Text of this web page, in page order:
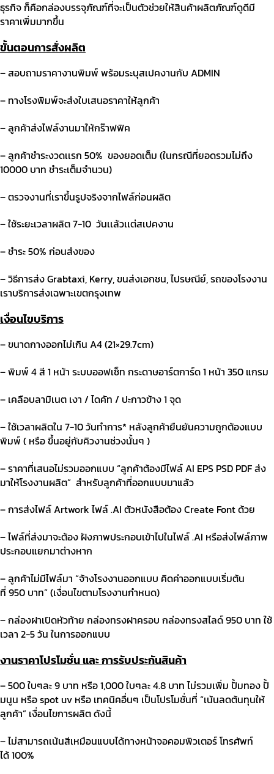
ธุรกิจ ก็คือกล่องบรรจุภัณฑ์ที่จะเป็นตัวช่วยให้สินค้าผลิตภัณฑ์ดูดีมี
ราคาเพิ่มมากขึ้น
ขั้นตอนการสั่งผลิต
– สอบถามราคางานพิมพ์ พร้อมระบุสเปคงานกับ ADMIN
– ทางโรงพิมพ์จะส่งใบเสนอราคาให้ลูกค้า
– ลูกค้าส่งไฟล์งานมาให้กร๊าฟฟิค
– ลูกค้าชําระงวดเเรก 50% ของยอดเต็ม (ในกรณีที่ยอดรวมไม่ถึง
10000 บาท ชําระเต็มจํานวน)
– ตรวจงานที่เราขึ้นรูปจริงจากไฟล์ก่อนผลิต
– ใช้ระยะเวลาผลิต7-10 วันเเล้วเเต่สเปคงาน
– ชําระ50% ก่อนส่งของ
– วิธีการส่งGrabtaxi, Kerry,ขนส่งเอกชน,ไปรษณีย์,รถของโรงงาน
เราบริการส่งเฉพาะเขตกรุงเทพ
เงื่อนไขบริการ
– ขนาดกางออกไม่เกิน A4 (21×29.7cm)
– พิมพ์ 4สี1 หน้า ระบบออฟเซ็ท กระดาษอาร์ตการ์ด1 หน้า 350 แกรม
– เคลือบลามิเนต เงา /ไดคัท / ปะกาวข้าง1 จุด
– ใช้เวลาผลิตใน 7-10วันทำการ* หลังลูกค้ายืนยันความถูกต้องแบบ
พิมพ์ ( หรือ ขึ้นอยู่กับคิวงานช่วงนั้นๆ )
– ราคาที่เสนอไม่รวมออกแบบ “ลูกค้าต้องมีไฟล์AI EPS PSD PDFส่ง
มาให้โรงงานผลิต” สำหรับลูกค้าที่ออกแบบมาแล้ว
–การส่งไฟล์Artworkไฟล์.AI ตัวหนังสือต้องCreate Fontด้วย
– ไฟล์ที่ส่งมาจะต้อง ฝังภาพประกอบเข้าไปในไฟล์.AI หรือส่งไฟล์ภาพ
ประกอบแยกมาต่างหาก
– ลูกค้าไม่มีไฟล์มา “จ้างโรงงานออกแบบ คิดค่าออกแบบเริ่มต้น
ที่ 950 บาท” (เงื่อนไขตามโรงงานกำหนด)
–กล่องฝาเปิดหัวท้าย กล่องทรงฝาครอบ กล่องทรงสไลด์950 บาท ใช้
เวลา 2-5วัน ในการออกแบบ
งานราคาโปรโมชั่น และ การรับประกันสินค้า
– 500ใบๆละ9 บาท หรือ1,000ใบๆละ4.8 บาท ไม่รวมเพิ่ม ปั้มทอง ปั้
มนูน หรือspot uv หรือ เทคนิคอื่นๆ เป็นโปรโมชั่นที่ “เน้นลดต้นทุนให้
ลูกค้า” เงื่อนไขการผลิต ดังนี้
– ไม่สามารถเน้นสีเหมือนแบบได้ทางหน้าจอคอมพิวเตอร์ โทรศัพท์
ได้100%